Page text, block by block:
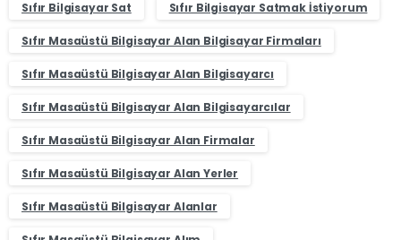
Sıfır Bilgisayar Sat Sıfır Bilgisayar Satmak İstiyorum
Sıfır Masaüstü Bilgisayar Alan Bilgisayar Firmaları
Sıfır Masaüstü Bilgisayar Alan Bilgisayarcı
Sıfır Masaüstü Bilgisayar Alan Bilgisayarcılar
Sıfır Masaüstü Bilgisayar Alan Firmalar
Sıfır Masaüstü Bilgisayar Alan Yerler
Sıfır Masaüstü Bilgisayar Alanlar